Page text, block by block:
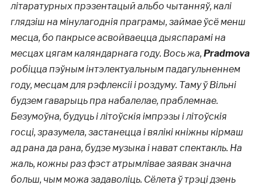
літаратурных прэзентацый альбо чытанняў, калі
глядзіш на мінулагоднія праграмы, займае ўсё менш
месца, бо пакрысе асвойваецца дыяспарамі на
месцах цягам каляндарнага году. Вось жа,Pradmova
робіцца пэўным інтэлектуальным падагульненнем
году, месцам для рэфлексіі і роздуму. Таму ў Вільні
будзем гаварыць пра набалелае, праблемнае.
Безумоўна, будуць і літоўскія імпрэзы і літоўскія
госці, зразумела, застанецца і вялікі кніжны кірмаш
ад рана да рана, будзе музыка і нават спектакль. На
жаль, кожны раз фэст атрымлівае заявак значна
больш, чым можа задаволіць. Сёлета ў трэці дзень